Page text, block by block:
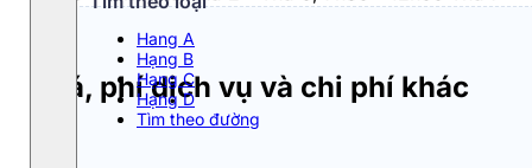
Hang A
Hạng B
Hạng C
Hạng D
Tìm theo đường
Giá, phí dịch vụ và chi phí khác